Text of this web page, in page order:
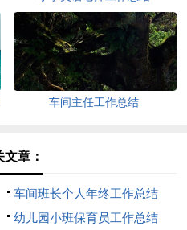
车间主任工作总结
章：
车间班长个人年终工作总结
幼儿园小班保育员工作总结